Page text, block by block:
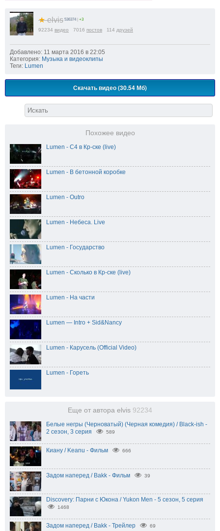
★elvis 536374 | +3
92234 видео 7016 постов 114 друзей
Добавлено: 11 марта 2016 в 22:05
Категория: Музыка и видеоклипы
Теги: Lumen
Скачать видео (30.54 Мб)
Похожее видео
Lumen - C4 в Кр-ске (live)
Lumen - В бетонной коробке
Lumen - Outro
Lumen - Небеса. Live
Lumen - Государство
Lumen - Сколько в Кр-ске (live)
Lumen - На части
Lumen — Intro + Sid&Nancy
Lumen - Карусель (Official Video)
Lumen - Гореть
Еще от автора elvis 92234
Белые негры (Черноватый) (Черная комедия) / Black-ish -
2 сезон, 3 серия
589
Киану / Keanu - Фильм 666
Задом наперед / Bakk - Фильм 39
Discovery: Парни с Юкона / Yukon Men - 5 сезон, 5 серия
1468
Задом наперед / Bakk - Трейлер 69